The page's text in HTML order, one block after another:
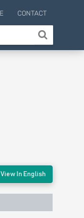
CONTACT
View In English